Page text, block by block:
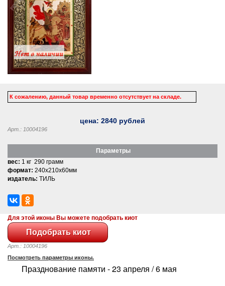
К сожалению, данный товар временно отсутствует на складе.
цена: 2840 рублей
Арт.: 10004196
Параметры
вес: 1 кг 290 грамм
формат: 240x210x60мм
издатель: ТИЛЬ
Для этой иконы Вы можете подобрать киот
Арт.: 10004196
Посмотреть параметры иконы.
Празднование памяти - 23 апреля / 6 мая